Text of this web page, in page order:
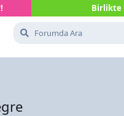
Birlikte